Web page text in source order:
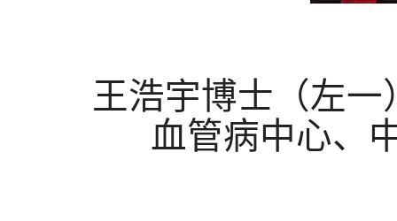
王浩宇博士（左
血管病中心、